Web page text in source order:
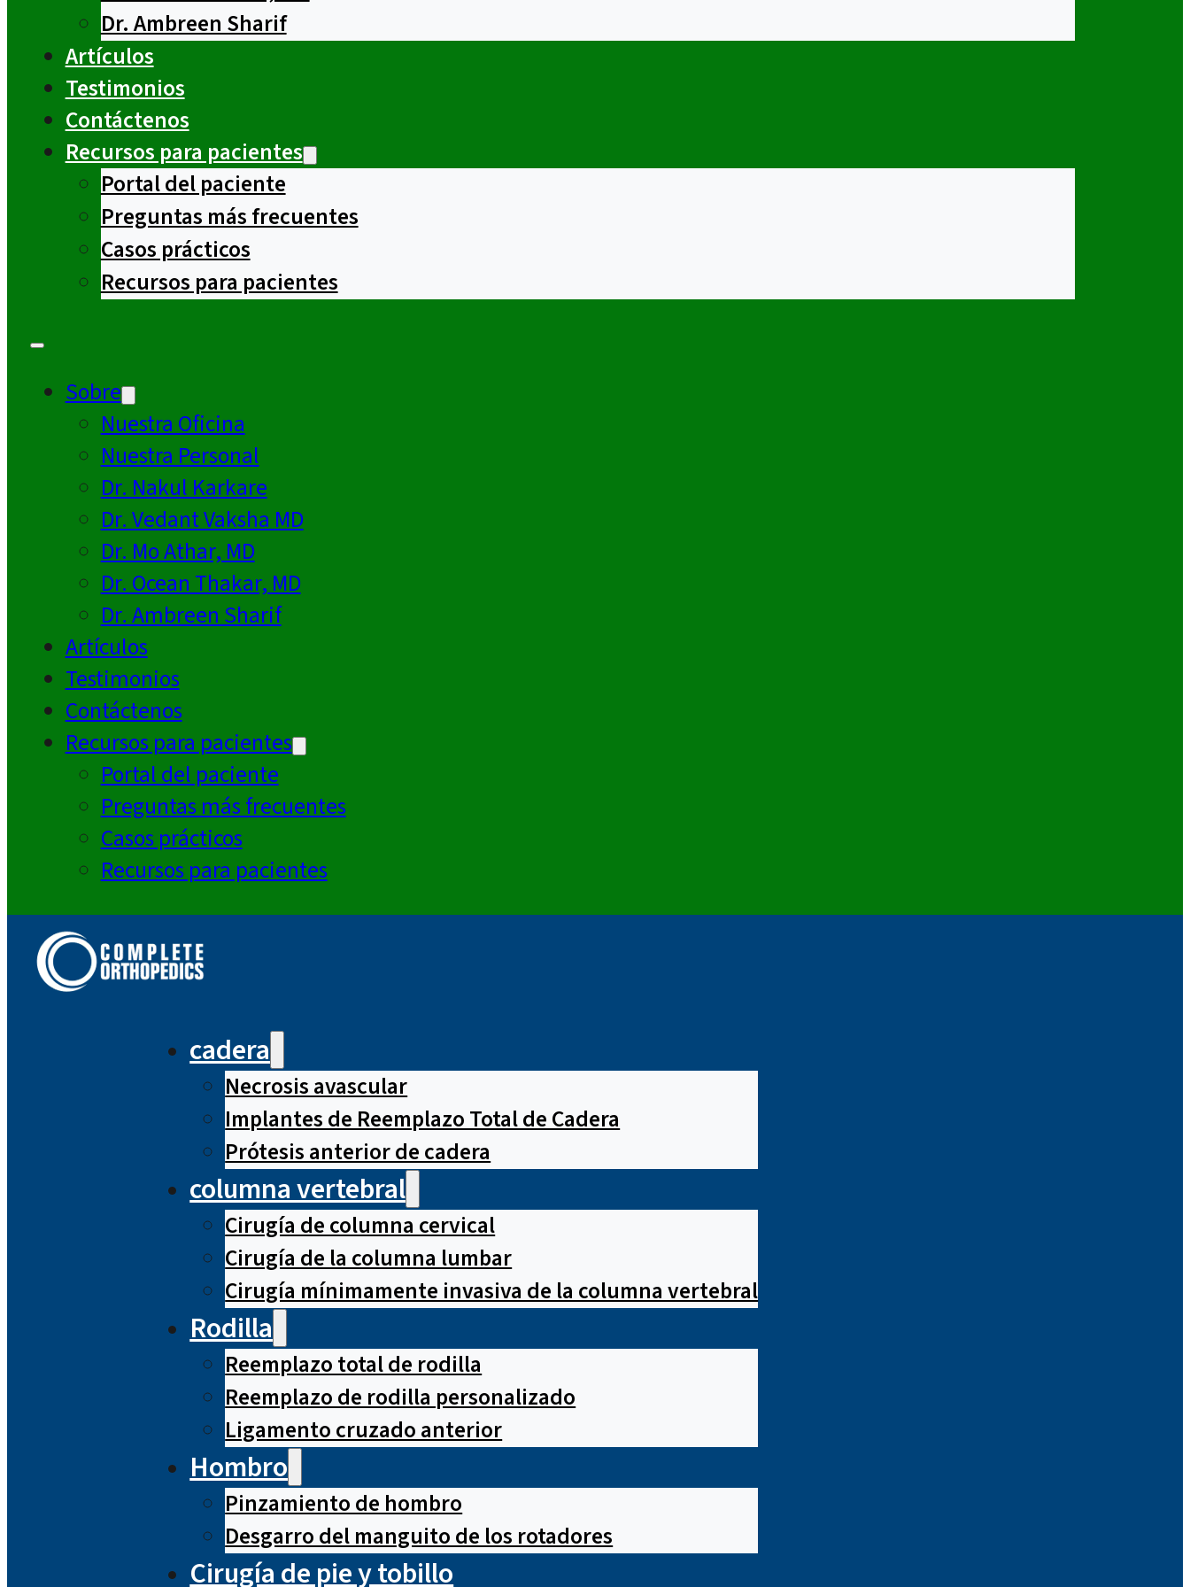
Dr. Ambreen Sharif
Artículos
Testimonios
Contáctenos
Recursos para pacientes
Portal del paciente
Preguntas más frecuentes
Casos prácticos
Recursos para pacientes
Sobre
Nuestra Oficina
Nuestra Personal
Dr. Nakul Karkare
Dr. Vedant Vaksha MD
Dr. Mo Athar, MD
Dr. Ocean Thakar, MD
Dr. Ambreen Sharif
Artículos
Testimonios
Contáctenos
Recursos para pacientes
Portal del paciente
Preguntas más frecuentes
Casos prácticos
Recursos para pacientes
cadera
Necrosis avascular
Implantes de Reemplazo Total de Cadera
Prótesis anterior de cadera
columna vertebral
Cirugía de columna cervical
Cirugía de la columna lumbar
Cirugía mínimamente invasiva de la columna vertebral
Rodilla
Reemplazo total de rodilla
Reemplazo de rodilla personalizado
Ligamento cruzado anterior
Hombro
Pinzamiento de hombro
Desgarro del manguito de los rotadores
Cirugía de pie y tobillo